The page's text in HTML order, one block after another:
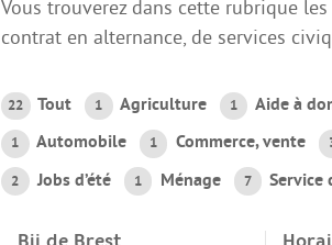
Vous trouverez dans cette rubrique
contrat en alternance, de services
22 Tout 1 Agriculture 1 Aide à
1 Automobile 1 Commerce, vente
2 Jobs d’été 1 Ménage 7 Service